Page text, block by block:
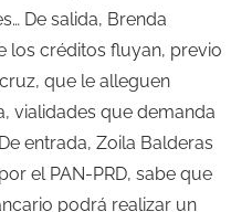
De salida, Brenda
los créditos fluyan, previo
que le alleguen
vialidades que demanda
entrada, Zoila Balderas
el PAN-PRD, sabe que
podrá realizar un